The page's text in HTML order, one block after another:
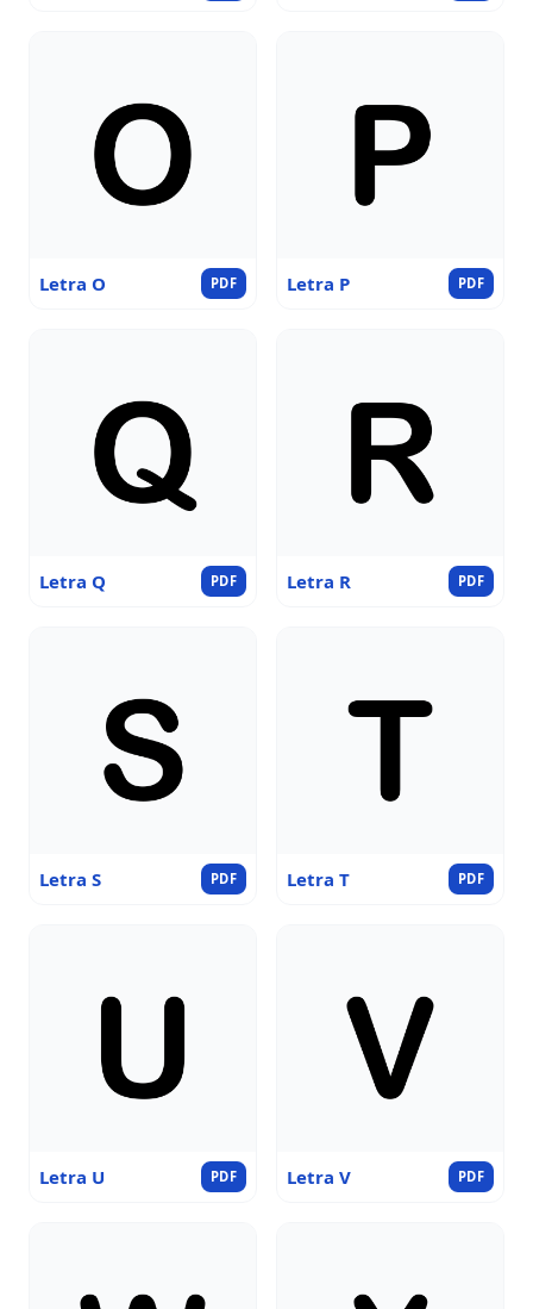
Letra O PDF Letra P PDF
Letra Q PDF Letra R PDF
Letra S PDF Letra T PDF
Letra U PDF Letra V PDF